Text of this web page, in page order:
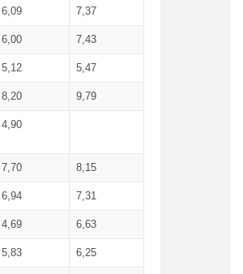
6,09 7,37
6,00 7,43
5,12 5,47
8,20 9,79
4,90
7,70 8,15
6,94 7,31
4,69 6,63
5,83 6,25